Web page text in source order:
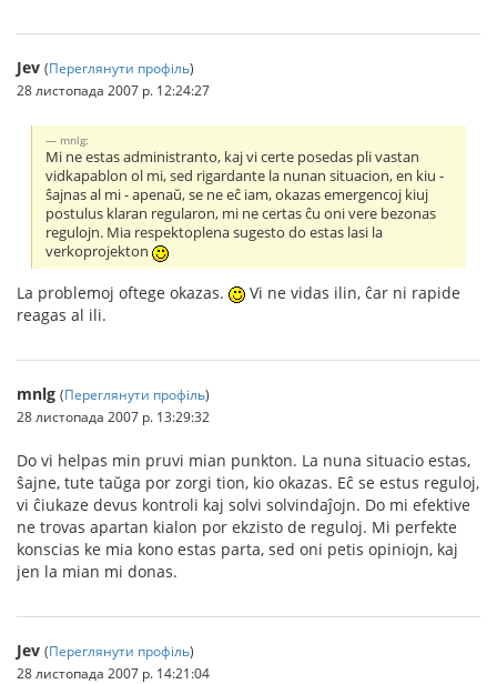
Jev (Переглянути профіль)
28 листопада 2007 р. 12:24:27
mnlg:
Mi ne estas administranto, kaj vi certe posedas pli vastan
vidkapablon ol mi, sed rigardante la nunan situacion, en kiu -
ŝajnas al mi - apenaŭ, se ne eĉ iam, okazas emergencoj kiuj
postulus klaran regularon, mi ne certas ĉu oni vere bezonas
regulojn. Mia respektoplena sugesto do estas lasi la
verkoprojekton
La problemoj oftege okazas.
Vi ne vidas ilin, ĉar ni rapide
reagas al ili.
mnlg (Переглянути профіль)
28 листопада 2007 р. 13:29:32
Do vi helpas min pruvi mian punkton. La nuna situacio estas,
ŝajne, tute taŭga por zorgi tion, kio okazas. Eĉ se estus reguloj,
vi ĉiukaze devus kontroli kaj solvi solvindaĵojn. Do mi efektive
ne trovas apartan kialon por ekzisto de reguloj. Mi perfekte
konscias ke mia kono estas parta, sed oni petis opiniojn, kaj
jen la mian mi donas.
Jev (Переглянути профіль)
28 листопада 2007 р. 14:21:04